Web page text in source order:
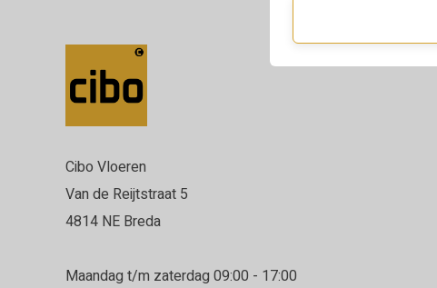
Cibo Vloeren
Van de Reijtstraat 5
4814 NE Breda
Maandag t/m zaterdag 09:00 - 17:00